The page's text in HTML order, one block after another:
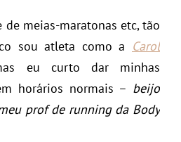
meias-maratonas etc, tão
sou atleta como a Carol
eu curto dar minhas
horários normais – beijo
prof de running da Body